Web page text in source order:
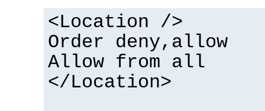
<Location />
Order deny,allow
Allow from all
</Location>